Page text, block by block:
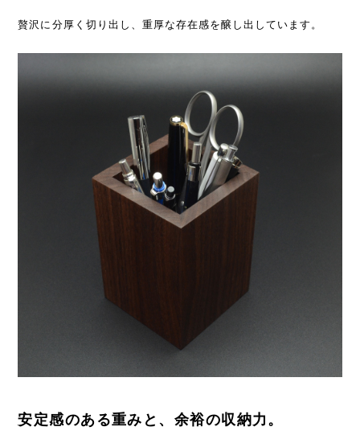
贅沢に分厚く切り出し、重厚な存在感を醸し出しています。
安定感のある重みと、余裕の収納力。